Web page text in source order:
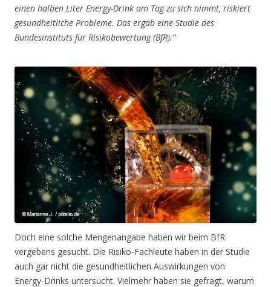
einen halben Liter Energy-Drink am Tag zu sich nimmt, riskiert
gesundheitliche Probleme. Das ergab eine Studie des
Bundesinstituts für Risikobewertung (BfR).“
Doch eine solche Mengenangabe haben wir beim BfR
vergebens gesucht. Die Risiko-Fachleute haben in der Studie
auch gar nicht die gesundheitlichen Auswirkungen von
Energy-Drinks untersucht. Vielmehr haben sie gefragt, warum